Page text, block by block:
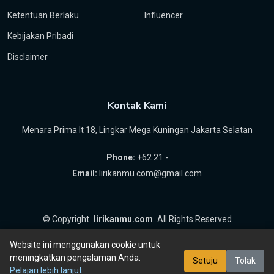
Ketentuan Berlaku
Kebijakan Pribadi
Disclaimer
Influencer
Kontak Kami
Menara Prima lt 18, Lingkar Mega Kuningan Jakarta Selatan
Phone: +62 21 -
Email: lirikanmu.com@gmail.com
© Copyright lirikanmu.com All Rights Reserved
Website ini menggunakan cookie untuk
meningkatkan pengalaman Anda.
Pelajari lebih lanjut
Setuju Tolak